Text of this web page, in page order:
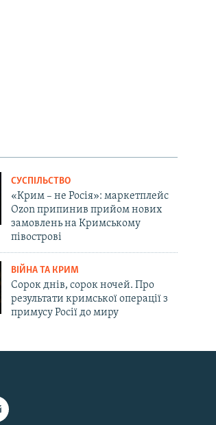
СУСПІЛЬСТВО
«Крим – не Росія»: маркетплейс
Ozon припинив прийом нових
замовлень на Кримському
півострові
ВІЙНА ТА КРИМ
Сорок днів, сорок ночей. Про
результати кримської операції з
примусу Росії до миру